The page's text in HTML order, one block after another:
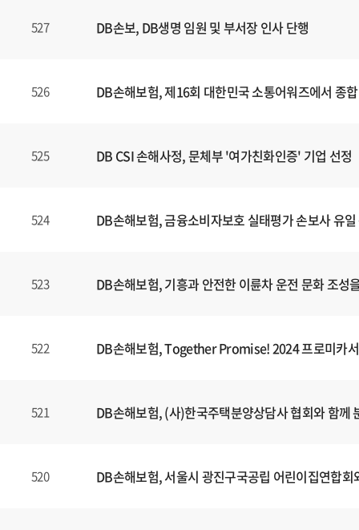
527 DB손보, DB생명 임원 및 부서장 인사 단행
526 DB손해보험, 제16회 대한민국 소통어워즈에서 종
525 DB CSI 손해사정, 문체부 '여가친화인증' 기업 선정
524 DB손해보험, 금융소비자보호 실태평가 손보사 유
523 DB손해보험, 기흥과 안전한 이륜차 운전 문화 조성
522 DB손해보험, Together Promise! 2024 프로미카
521 DB손해보험, (사)한국주택분양상담사 협회와 함께
520 DB손해보험, 서울시 광진구국공립 어린이집연합